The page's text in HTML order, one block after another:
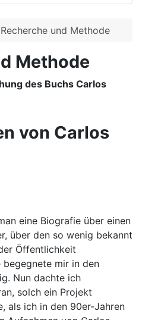
Recherche und Methode
Methode
des Buchs Carlos
von Carlos
eine Biografie über einen
über den so wenig bekannt
Öffentlichkeit
mir in den
Nun dachte ich
solch ein Projekt
als ich in den 90er-Jahren